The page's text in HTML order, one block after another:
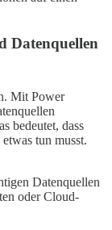
Datenquellen
Mit Power
bedeutet, dass
tun musst.
Datenquellen
oder Cloud-